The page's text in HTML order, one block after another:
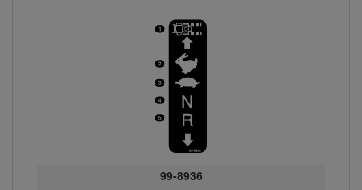
99-8936